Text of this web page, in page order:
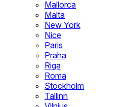
Mallorca
Malta
New York
Nice
Paris
Praha
Riga
Roma
Stockholm
Tallinn